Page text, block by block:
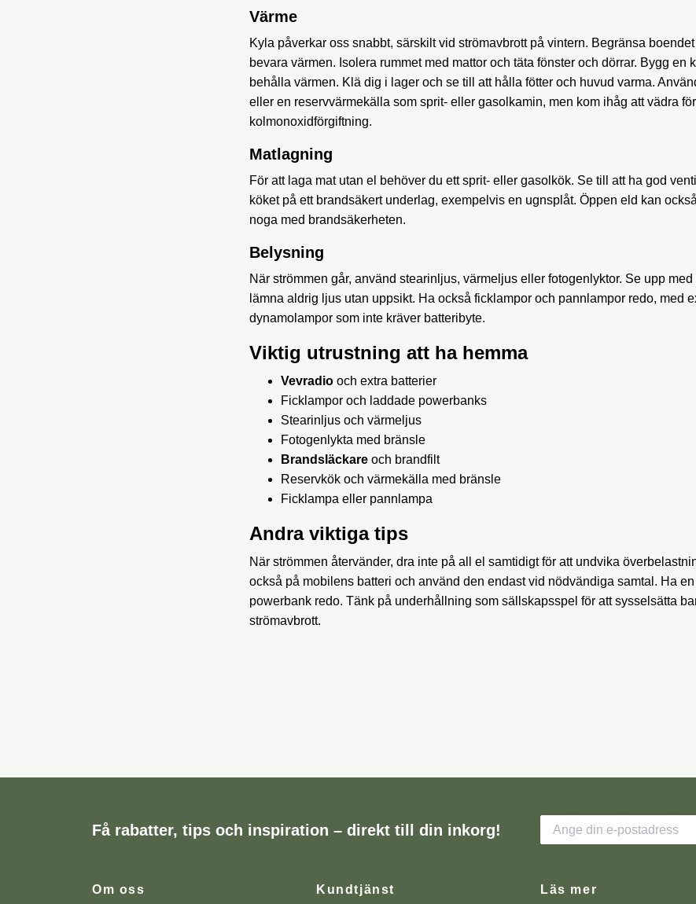
Värme
Kyla påverkar oss snabbt, särskilt vid strömavbrott på vintern. Begränsa
bevara värmen. Isolera rummet med mattor och täta fönster och dörrar. Bygg en
behålla värmen. Klä dig i lager och se till att hålla fötter och huvud varma.
eller en reservvärmekälla som sprit- eller gasolkamin, men kom ihåg att vädra
kolmonoxidförgiftning.
Matlagning
För att laga mat utan el behöver du ett sprit- eller gasolkök. Se till att ha god
köket på ett brandsäkert underlag, exempelvis en ugnsplåt. Öppen eld kan
noga med brandsäkerheten.
Belysning
När strömmen går, använd stearinljus, värmeljus eller fotogenlyktor. Se upp
lämna aldrig ljus utan uppsikt. Ha också ficklampor och pannlampor redo, med
dynamolampor som inte kräver batteribyte.
Viktig utrustning att ha hemma
Vevradio och extra batterier
Ficklampor och laddade powerbanks
Stearinljus och värmeljus
Fotogenlykta med bränsle
Brandsläckare och brandfilt
Reservkök och värmekälla med bränsle
Ficklampa eller pannlampa
Andra viktiga tips
När strömmen återvänder, dra inte på all el samtidigt för att undvika
också på mobilens batteri och använd den endast vid nödvändiga samtal. Ha
powerbank redo. Tänk på underhållning som sällskapsspel för att sysselsätta
strömavbrott.
Få rabatter, tips och inspiration – direkt till din inkorg!
Om oss Kundtjänst Läs mer